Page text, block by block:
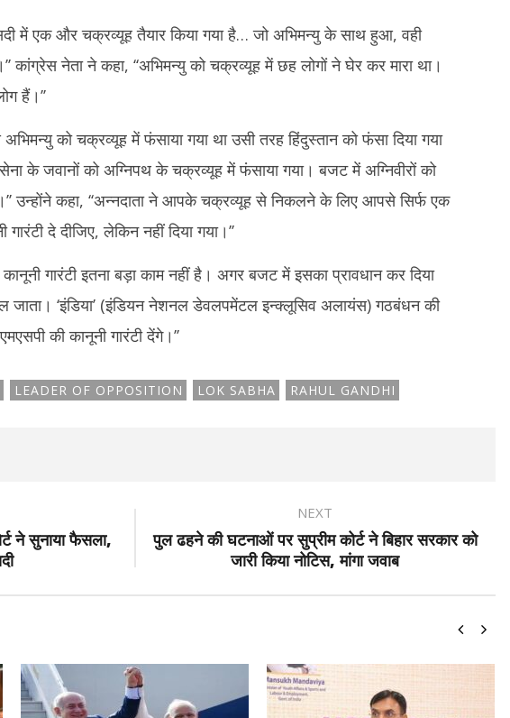
सदी में एक और चक्रव्यूह तैयार किया गया है… जो अभिमन्यु के साथ हुआ, वही
कांग्रेस नेता ने कहा, ‘‘अभिमन्यु को चक्रव्यूह में छह लोगों ने घेर कर मारा था।
हैं।’’
को चक्रव्यूह में फंसाया गया था उसी तरह हिंदुस्तान को फंसा दिया गया
के जवानों को अग्निपथ के चक्रव्यूह में फंसाया गया। बजट में अग्निवीरों को
उन्होंने कहा, ‘‘अन्नदाता ने आपके चक्रव्यूह से निकलने के लिए आपसे सिर्फ एक
दे दीजिए, लेकिन नहीं दिया गया।’’
गारंटी इतना बड़ा काम नहीं है। अगर बजट में इसका प्रावधान कर दिया
जाता। ‘इंडिया’ (इंडियन नेशनल डेवलपमेंटल इन्क्लूसिव अलायंस) गठबंधन की
की कानूनी गारंटी देंगे।’’
LEADER OF OPPOSITION LOK SABHA RAHUL GANDHI
ने सुनाया फैसला,
NEXT
पुल ढहने की घटनाओं पर सुप्रीम कोर्ट ने बिहार सरकार को
जारी किया नोटिस, मांगा जवाब